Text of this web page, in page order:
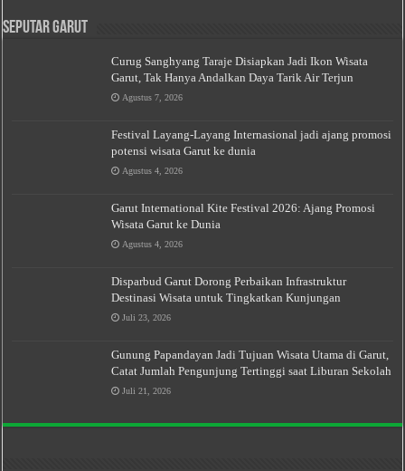
Seputar Garut
Curug Sanghyang Taraje Disiapkan Jadi Ikon Wisata
Garut, Tak Hanya Andalkan Daya Tarik Air Terjun
Agustus 7, 2026
Festival Layang-Layang Internasional jadi ajang promosi
potensi wisata Garut ke dunia
Agustus 4, 2026
Garut International Kite Festival 2026: Ajang Promosi
Wisata Garut ke Dunia
Agustus 4, 2026
Disparbud Garut Dorong Perbaikan Infrastruktur
Destinasi Wisata untuk Tingkatkan Kunjungan
Juli 23, 2026
Gunung Papandayan Jadi Tujuan Wisata Utama di Garut,
Catat Jumlah Pengunjung Tertinggi saat Liburan Sekolah
Juli 21, 2026